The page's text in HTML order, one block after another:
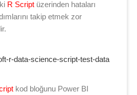
R Script üzerinden hataları
takip etmek zor
kod bloğunu Power BI